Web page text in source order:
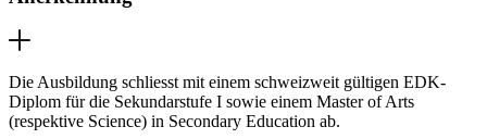
Die Ausbildung schliesst mit einem schweizweit gültigen EDK-
Diplom für die Sekundarstufe I sowie einem Master of Arts
(respektive Science) in Secondary Education ab.